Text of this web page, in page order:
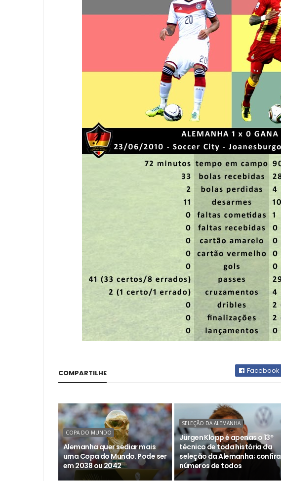
COMPARTILHE Facebook
COPA DO MUNDO
Alemanha quer sediar mais
uma Copa do Mundo. Pode ser
em 2038 ou 2042
SELEÇÃO DA ALEMANHA
Jürgen Klopp é apenas o 13º
técnico de toda história da
seleção da Alemanha; confira
números de todos